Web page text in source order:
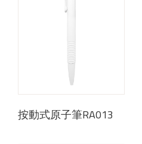
按動式原子筆RA013